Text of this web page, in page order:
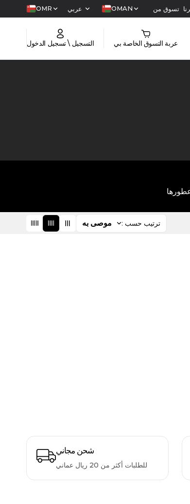
تسوق من OMAN عربي OMR
عربة التسوق الخاصة بي التسجيل \ تسجيل الدخول
ترتيب حسب : موصى به
شحن مجاني
للطلبات أكثر من 20 ريال عماني